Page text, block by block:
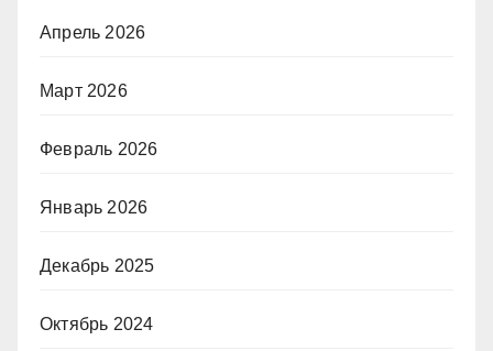
Апрель 2026
Март 2026
Февраль 2026
Январь 2026
Декабрь 2025
Октябрь 2024